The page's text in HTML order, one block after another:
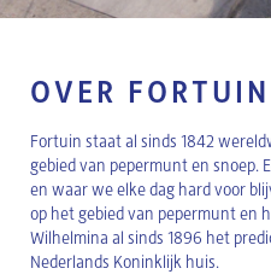
OVER FORTUIN
Fortuin staat al sinds 1842
gebied van pepermunt en snoep.
en waar we elke dag hard voor
op het gebied van pepermunt en
Wilhelmina al sinds 1896 het
Nederlands Koninklijk huis.